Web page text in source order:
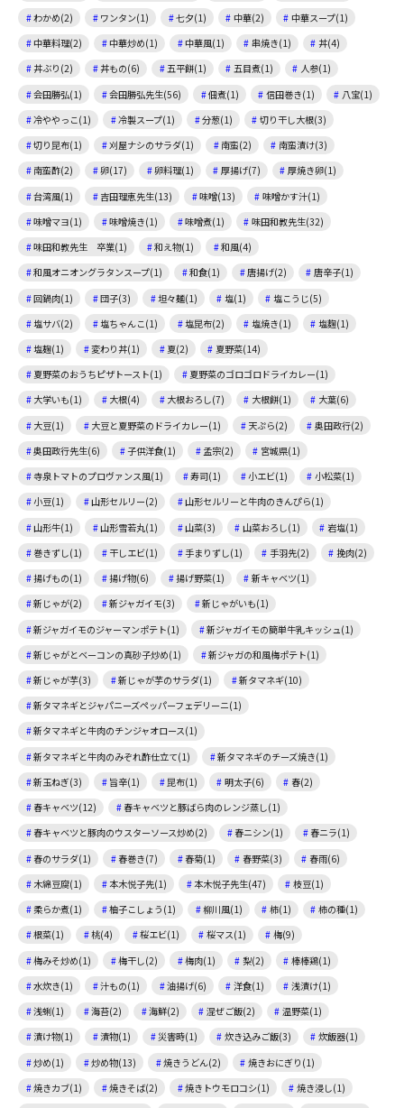
わかめ(2)
ワンタン(1) 七夕(1) 中華(2)
中華スープ(1)
中華料理(2)
中華炒め(1) 中華風(1) 串焼き(1)
丼(4)
丼ぶり(2)
丼もの(6) 五平餅(1) 五目煮(1)
人参(1)
会田勝弘(1)
会田勝弘先生(56) 佃煮(1) 信田巻き(1)
八宝(1)
冷ややっこ(1)
冷製スープ(1) 分葱(1)
切り干し大根(3)
切り昆布(1)
刈屋ナシのサラダ(1) 南蛮(2)
南蛮漬け(3)
南蛮酢(2)
卵(17) 卵料理(1) 厚揚げ(7)
厚焼き卵(1)
台湾風(1)
吉田理恵先生(13) 味噌(13)
味噌かす汁(1)
味噌マヨ(1)
味噌焼き(1) 味噌煮(1)
味田和教先生(32)
味田和教先生 卒業(1)
和え物(1)
和風(4)
和風オニオングラタンスープ(1)
和食(1) 唐揚げ(2)
唐辛子(1)
回鍋肉(1)
団子(3) 坦々麺(1) 塩(1)
塩こうじ(5)
塩サバ(2)
塩ちゃんこ(1) 塩昆布(2) 塩焼き(1)
塩麴(1)
塩麹(1)
変わり丼(1) 夏(2)
夏野菜(14)
夏野菜のおうちピザトースト(1)
夏野菜のゴロゴロドライカレー(1)
大学いも(1)
大根(4) 大根おろし(7) 大根餅(1)
大葉(6)
大豆(1)
大豆と夏野菜のドライカレー(1) 天ぷら(2)
奥田政行(2)
奥田政行先生(6)
子供洋食(1) 孟宗(2)
宮城県(1)
寺泉トマトのプロヴァンス風(1)
寿司(1) 小エビ(1)
小松菜(1)
小豆(1)
山形セルリー(2)
山形セルリーと牛肉のきんぴら(1)
山形牛(1)
山形雪若丸(1) 山菜(3) 山菜おろし(1)
岩塩(1)
巻きずし(1)
干しエビ(1) 手まりずし(1) 手羽先(2)
挽肉(2)
揚げもの(1)
揚げ物(6) 揚げ野菜(1)
新キャベツ(1)
新じゃが(2)
新ジャガイモ(3)
新じゃがいも(1)
新ジャガイモのジャーマンポテト(1)
新ジャガイモの簡単牛乳キッシュ(1)
新じゃがとベーコンの真砂子炒め(1)
新ジャガの和風梅ポテト(1)
新じゃが芋(3)
新じゃが芋のサラダ(1)
新タマネギ(10)
新タマネギとジャパニーズペッパーフェデリーニ(1)
新タマネギと牛肉のチンジャオロース(1)
新タマネギと牛肉のみぞれ酢仕立て(1)
新タマネギのチーズ焼き(1)
新玉ねぎ(3)
旨辛(1) 昆布(1) 明太子(6)
春(2)
春キャベツ(12)
春キャベツと豚ばら肉のレンジ蒸し(1)
春キャベツと豚肉のウスターソース炒め(2)
春ニシン(1)
春ニラ(1)
春のサラダ(1)
春巻き(7) 春菊(1) 春野菜(3)
春雨(6)
木綿豆腐(1)
本木悦子先(1) 本木悦子先生(47)
枝豆(1)
柔らか煮(1)
柚子こしょう(1) 柳川風(1) 柿(1)
柿の種(1)
根菜(1)
桃(4) 桜エビ(1) 桜マス(1)
梅(9)
梅みそ炒め(1)
梅干し(2) 梅肉(1) 梨(2)
棒棒鶏(1)
水炊き(1)
汁もの(1) 油揚げ(6) 洋食(1)
浅漬け(1)
浅蜊(1)
海苔(2) 海鮮(2) 混ぜご飯(2)
温野菜(1)
漬け物(1)
漬物(1) 災害時(1) 炊き込みご飯(3)
炊飯器(1)
炒め(1)
炒め物(13) 焼きうどん(2)
焼きおにぎり(1)
焼きカブ(1)
焼きそば(2) 焼きトウモロコシ(1)
焼き浸し(1)